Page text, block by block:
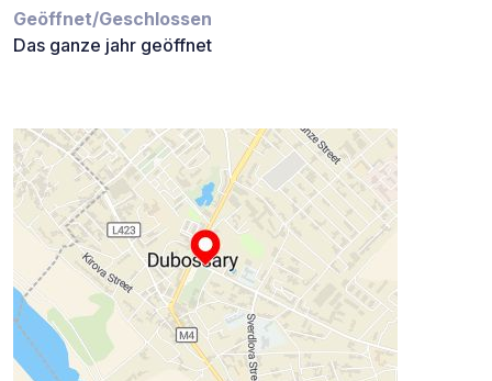
Geöffnet/Geschlossen
Das ganze jahr geöffnet